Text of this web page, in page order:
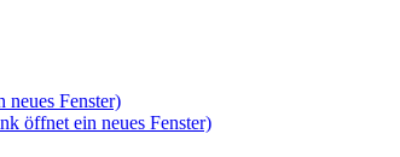
Fenster)
öffnet ein neues Fenster)